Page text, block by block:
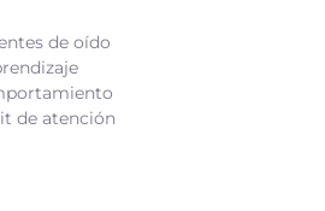
de oído
de atención